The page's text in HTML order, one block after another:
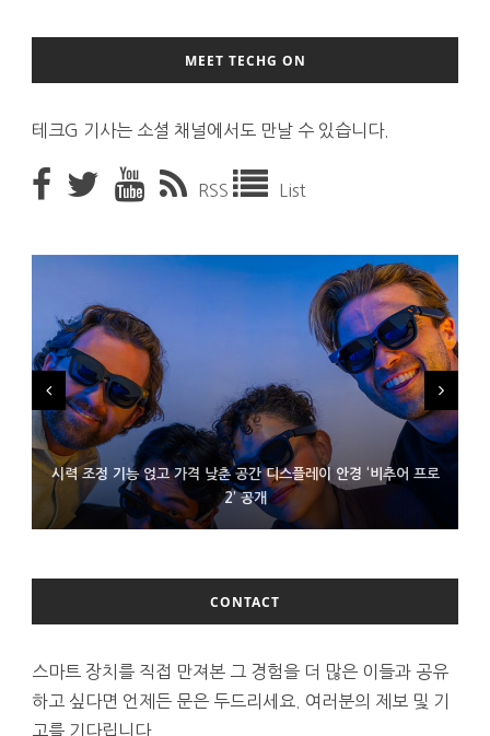
MEET TECHG ON
테크G 기사는 소셜 채널에서도 만날 수 있습니다.
RSS List
시력 조정 기능 얹고 가격 낮춘 공간 디스플레이 안경 ‘비추어 프로
2’ 공개
D램 부족에 10억달러어치 아이폰18 프로세서 패키징 대기 중
300~400달러 반지형 스피커 준비하는 오픈AI
CONTACT
스마트 장치를 직접 만져본 그 경험을 더 많은 이들과 공유
하고 싶다면 언제든 문은 두드리세요. 여러분의 제보 및 기
고를 기다립니다.